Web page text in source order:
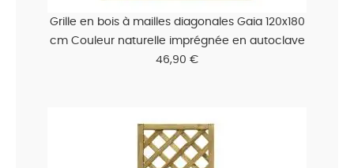
Grille en bois à mailles diagonales Gaia 120x180
cm Couleur naturelle imprégnée en autoclave
46,90 €